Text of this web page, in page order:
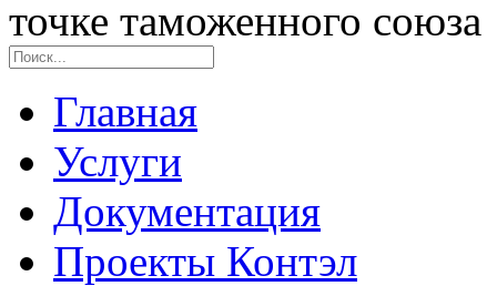
точке таможенного союза
Главная
Услуги
Документация
Проекты Контэл